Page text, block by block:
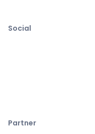
Social
Partner